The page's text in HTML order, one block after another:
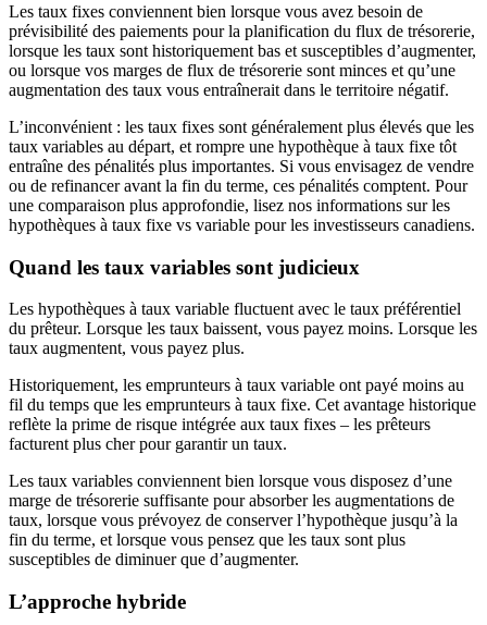
Les taux fixes conviennent bien lorsque vous avez besoin de
prévisibilité des paiements pour la planification du flux de trésorerie,
lorsque les taux sont historiquement bas et susceptibles d’augmenter,
ou lorsque vos marges de flux de trésorerie sont minces et qu’une
augmentation des taux vous entraînerait dans le territoire négatif.
L’inconvénient : les taux fixes sont généralement plus élevés que les
taux variables au départ, et rompre une hypothèque à taux fixe tôt
entraîne des pénalités plus importantes. Si vous envisagez de vendre
ou de refinancer avant la fin du terme, ces pénalités comptent. Pour
une comparaison plus approfondie, lisez nos informations sur les
hypothèques à taux fixe vs variable pour les investisseurs canadiens.
Quand les taux variables sont judicieux
Les hypothèques à taux variable fluctuent avec le taux préférentiel
du prêteur. Lorsque les taux baissent, vous payez moins. Lorsque les
taux augmentent, vous payez plus.
Historiquement, les emprunteurs à taux variable ont payé moins au
fil du temps que les emprunteurs à taux fixe. Cet avantage historique
reflète la prime de risque intégrée aux taux fixes – les prêteurs
facturent plus cher pour garantir un taux.
Les taux variables conviennent bien lorsque vous disposez d’une
marge de trésorerie suffisante pour absorber les augmentations de
taux, lorsque vous prévoyez de conserver l’hypothèque jusqu’à la
fin du terme, et lorsque vous pensez que les taux sont plus
susceptibles de diminuer que d’augmenter.
L’approche hybride